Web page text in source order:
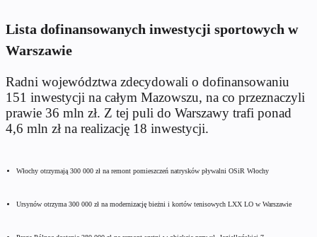
Lista dofinansowanych inwestycji sportowych w
Warszawie
Radni województwa zdecydowali o dofinansowaniu
151 inwestycji na całym Mazowszu, na co przeznaczyli
prawie 36 mln zł. Z tej puli do Warszawy trafi ponad
4,6 mln zł na realizację 18 inwestycji.
Włochy otrzymają 300 000 zł na remont pomieszczeń natrysków pływalni OSiR Włochy
Ursynów otrzyma 300 000 zł na modernizację bieżni i kortów tenisowych LXX LO w Warszawie